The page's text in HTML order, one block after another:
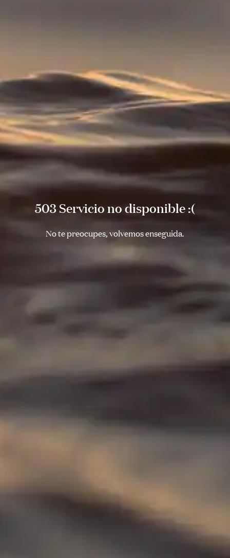
503 Servicio no disponible :(
No te preocupes, volvemos enseguida.